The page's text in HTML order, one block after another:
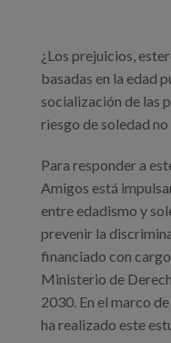
¿Los prejuicios,
basadas en la edad
socialización de las
riesgo de soledad no
Para responder a
Amigos está
entre edadismo y
prevenir la
financiado con
Ministerio de
2030. En el marco
ha realizado este